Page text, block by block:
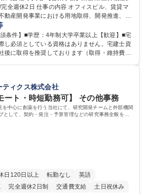
オフィスビル、賃貸マ
動産開発事業における用地取得、開発推進、賃
提案等を行う営業部門において事務業務を担当
得・支払業務（各種費用支払、支払管理、請
先マスター申請対応）・予算作成及び予実管
ります。 募集職種 【営業事務】
均残業時間10H/完全週休2日
条件】■学歴：4年制大学卒業以上【歓迎】■宅
必須としている資格はありません。宅建士資
後に取得を推奨しております（取得・維持費用
レンジを厭わず、粘り強く業務に取り組める
信頼関係を構築でき、期限を意識したスケジュ
的に他部署（営業部門、コーポレート部門）
ります。 学歴・資格 学歴：大学
地建物取引士
ィクス株式会社
ート・時短勤務可】 その他事務
を中心に創薬を行う当社にて、研究開発チームと外部機関
として、契約・発注・予算管理などの研究事務全般をお
日120日以上 転勤なし
英語
完全週休2日制 交通費支給 土日祝休み